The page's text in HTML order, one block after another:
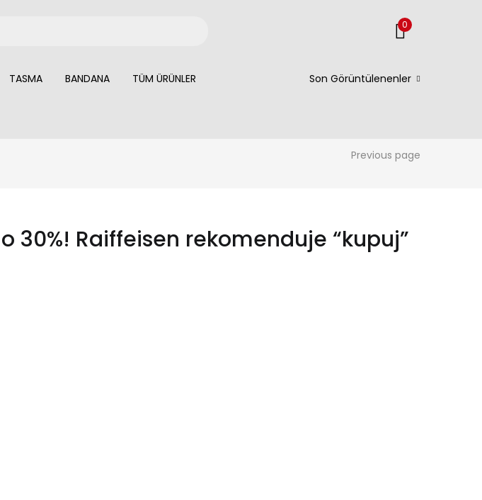
0
TASMA BANDANA TÜM ÜRÜNLER Son Görüntülenenler
Previous page
30%! Raiffeisen rekomenduje “kupuj”